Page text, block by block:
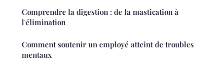
Comprendre la digestion : de la mastication à
l'élimination
Comment soutenir un employé atteint de troubles
mentaux